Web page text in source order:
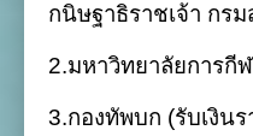
กนิษฐาธิราชเจ้า กร
2.มหาวิทยาลัยการกี
3.กองทัพบก (รับเงิน